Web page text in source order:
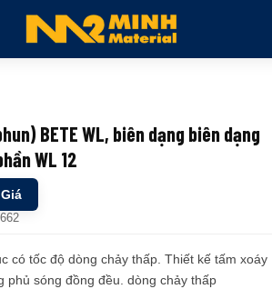
BETE WL, biên dạng biên dạng
WL 12
có tốc độ dòng chảy thấp. Thiết kế tấm xoáy
phủ sóng đồng đều. dòng chảy thấp